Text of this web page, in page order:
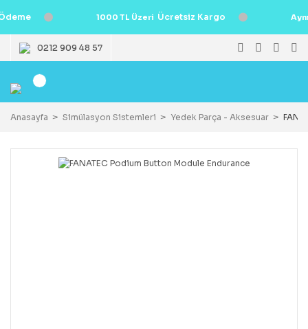
1000 TL Üzeri Ücretsiz Kargo
0212 909 48 57
Anasayfa Simülasyon Sistemleri Yedek Parça - Aksesuar